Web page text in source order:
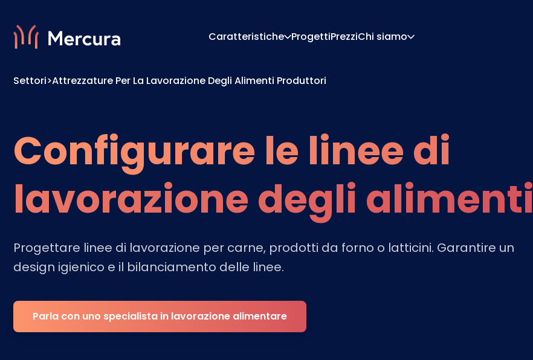
Caratteristiche ProgettiPrezziChi siamo
Contattaci
Settori>Attrezzature Per La Lavorazione Degli Alimenti Produttori
Configurare le linee di
lavorazione degli alimenti
Progettare linee di lavorazione per carne, prodotti da forno o latticini. Garantire un
design igienico e il bilanciamento delle linee.
Parla con uno specialista in lavorazione alimentare